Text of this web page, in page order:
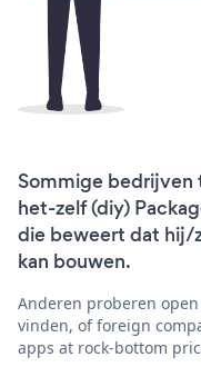
Sommige bedrijven
het-zelf (diy)
die beweert dat hij/
kan bouwen.
Anderen proberen
vinden, of foreign
apps at rock-bottom